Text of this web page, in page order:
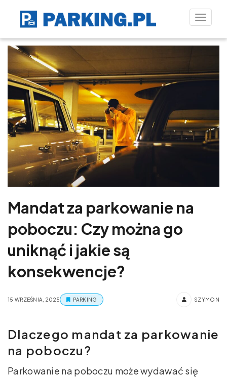
Toggle
Mandat za parkowanie na
poboczu: Czy można go
uniknąć i jakie są
konsekwencje?
15 WRZEŚNIA, 2025 PARKING SZYMON
Dlaczego mandat za parkowanie
na poboczu?
Parkowanie na poboczu może wydawać się